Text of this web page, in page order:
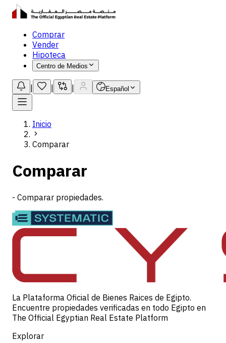
Comprar
Vender
Hipoteca
Centro de Medios
Español
Inicio
Comparar
Comparar
- Comparar propiedades.
La Plataforma Oficial de Bienes Raices de Egipto.
Encuentre propiedades verificadas en todo Egipto en
The Official Egyptian Real Estate Platform
Explorar